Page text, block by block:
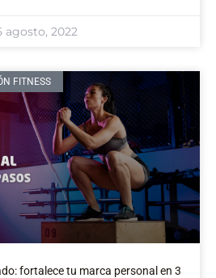
agosto, 2022
FITNESS
fortalece tu marca personal en 3